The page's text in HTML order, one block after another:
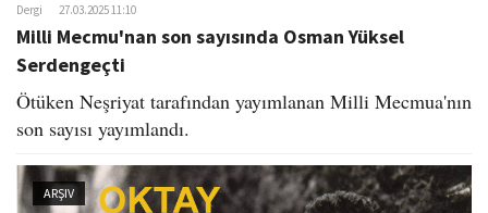
Dergi 27.03.2025 11:10
Milli Mecmu'nan son sayısında Osman Yüksel
Serdengeçti
Ötüken Neşriyat tarafından yayımlanan Milli Mecmua'nın
son sayısı yayımlandı.
ARŞIV